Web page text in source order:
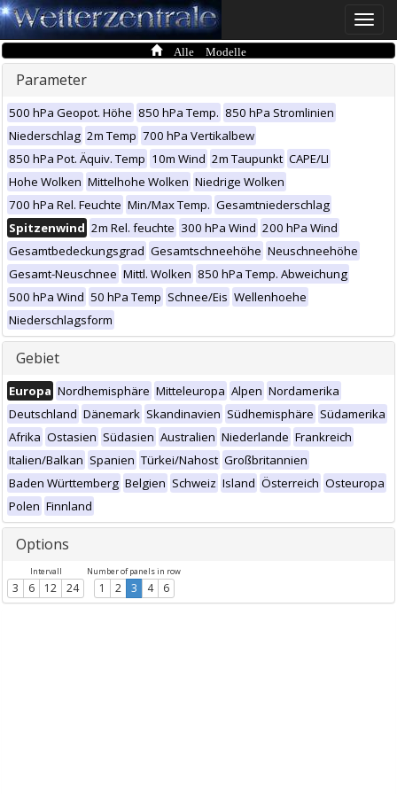
Toggle
Alle Modelle
Parameter
500 hPa Geopot. Höhe 850 hPa Temp. 850 hPa Stromlinien
Niederschlag 2m Temp 700 hPa Vertikalbew
850 hPa Pot. Äquiv. Temp 10m Wind 2m Taupunkt CAPE/LI
Hohe Wolken Mittelhohe Wolken Niedrige Wolken
700 hPa Rel. Feuchte Min/Max Temp. Gesamtniederschlag
Spitzenwind 2m Rel. feuchte 300 hPa Wind 200 hPa Wind
Gesamtbedeckungsgrad Gesamtschneehöhe Neuschneehöhe
Gesamt-Neuschnee Mittl. Wolken 850 hPa Temp. Abweichung
500 hPa Wind 50 hPa Temp Schnee/Eis Wellenhoehe
Niederschlagsform
Gebiet
Europa Nordhemisphäre Mitteleuropa Alpen Nordamerika
Deutschland Dänemark Skandinavien Südhemisphäre Südamerika
Afrika Ostasien Südasien Australien Niederlande Frankreich
Italien/Balkan Spanien Türkei/Nahost Großbritannien
Baden Württemberg Belgien Schweiz Island Österreich Osteuropa
Polen Finnland
Options
Intervall
3 6 12 24
Number of panels in row
1 2 3 4 6